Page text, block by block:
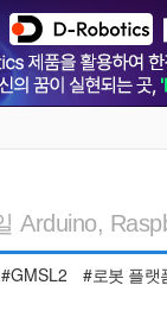
#GMSL2 #로봇 플랫